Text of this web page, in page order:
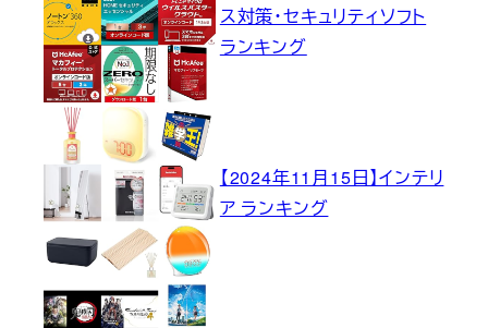
ス対策・セキュリティソフト
ランキング
【2024年11月15日】インテリ
ア ランキング